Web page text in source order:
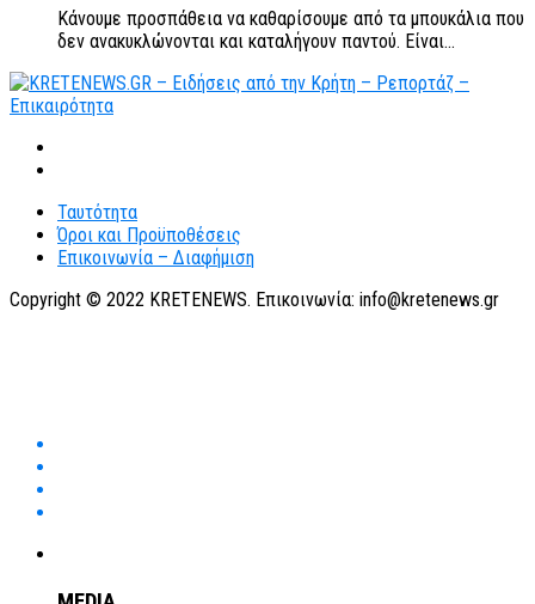
Κάνουμε προσπάθεια να καθαρίσουμε από τα μπουκάλια που
δεν ανακυκλώνονται και καταλήγουν παντού. Είναι...
Ταυτότητα
Όροι και Προϋποθέσεις
Επικοινωνία – Διαφήμιση
Copyright © 2022 KRETENEWS. Επικοινωνία: info@kretenews.gr